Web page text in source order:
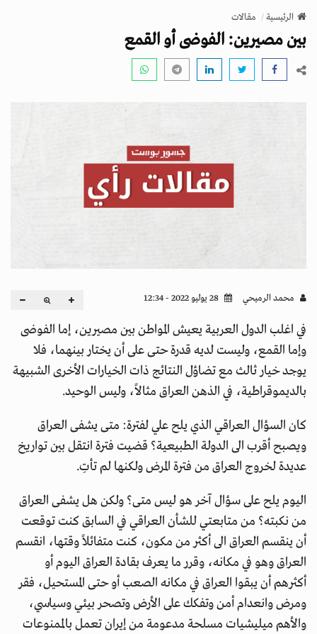
v
g
الرئيسية مقالات
بين مصيرين: الفوضى أو القمع
محمد الرميحي
في اغلب الدول العربية يعيش المواطن بين مصيرين، إما الفوضى
وإما القمع، وليست لديه قدرة حتى على أن يختار بينهما، فلا
يوجد خيار ثالث مع تضاؤل النتائج ذات الخيارات الأخرى الشبيهة
بالديموقراطية، في الذهن العراق مثالاً، وليس الوحيد.
كان السؤال العراقي الذي يلح علي لفترة: متى يشفى العراق
ويصبح أقرب الى الدولة الطبيعية؟ قضيت فترة انتقل بين تواريخ
عديدة لخروج العراق من فترة المرض ولكنها لم تأتِ.
اليوم يلح على سؤال آخر هو ليس متى؟ ولكن هل يشفى العراق
من نكبته؟ من متابعتي للشأن العراقي في السابق كنت توقعت
أن ينقسم العراق الى أكثر من مكون، كنت متفائلاً وقتها، انقسم
العراق وهو في مكانه، وقرر ما يعرف بقادة العراق اليوم أو
أكثرهم أن يبقوا العراق في مكانه الصعب أو حتى المستحيل، فقر
ومرض وانعدام أمن وتفكك على الأرض وتصحر بيئي وسياسي،
والأهم ميليشيات مسلحة مدعومة من إيران تعمل بالممنوعات